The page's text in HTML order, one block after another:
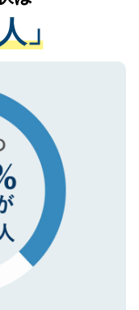
みに付与され
得済みです。
心ください。
アドバイスを
ご転職をされ
トが可能です
い。
」